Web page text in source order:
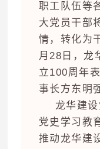
职工队伍等
大党员干部
情，转化为
月28日，龙
立100周年
事长方东明
龙华建
党史学习教
推动龙华建